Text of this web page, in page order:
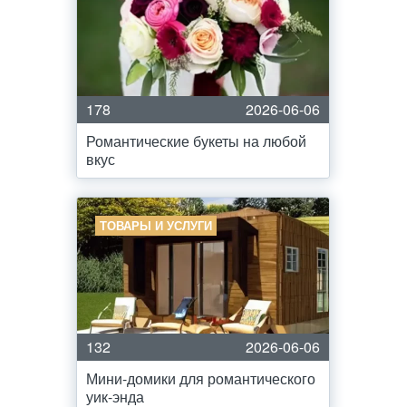
178
2026-06-06
Романтические букеты на любой
вкус
ТОВАРЫ И УСЛУГИ
132
2026-06-06
Мини-домики для романтического
уик-энда